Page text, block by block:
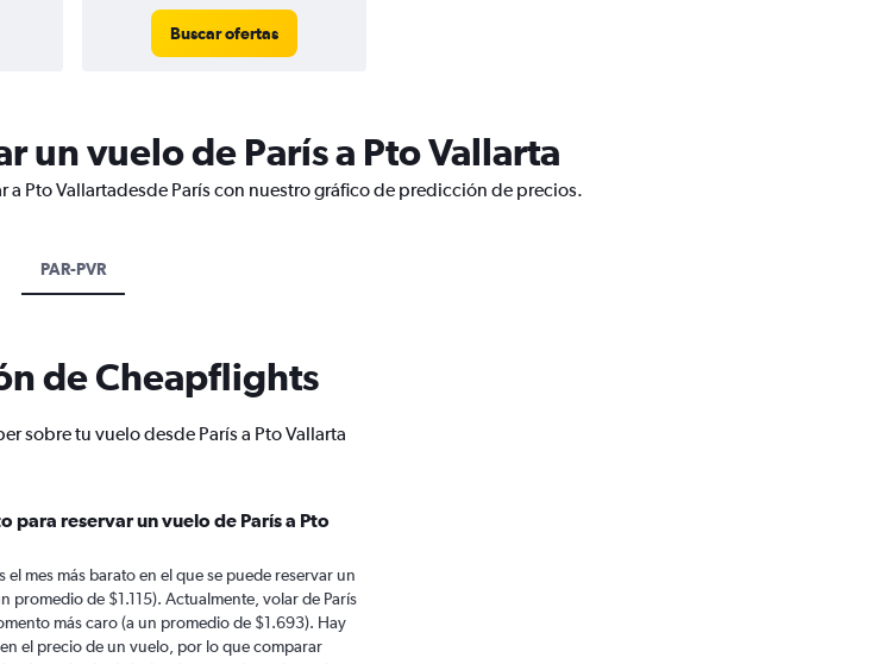
Buscar ofertas
un vuelo de París a Pto Vallarta
Pto Vallartadesde París con nuestro gráfico de predicción de precios.
PAR-PVR
de Cheapflights
sobre tu vuelo desde París a Pto Vallarta
para reservar un vuelo de París a Pto
el mes más barato en el que se puede reservar un
promedio de $1.115). Actualmente, volar de París
más caro (a un promedio de $1.693). Hay
el precio de un vuelo, por lo que comparar